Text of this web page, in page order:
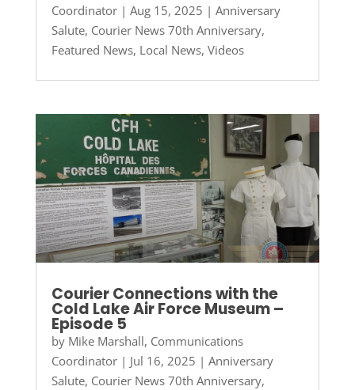
Coordinator| Aug 15, 2025 | Anniversary
Salute, Courier News 70th Anniversary,
Featured News, Local News, Videos
Courier Connections with the
Cold Lake Air Force Museum –
Episode 5
by Mike Marshall, Communications
Coordinator| Jul 16, 2025 | Anniversary
Salute, Courier News 70th Anniversary,